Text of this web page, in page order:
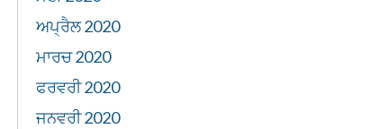
ਅਪ੍ਰੈਲ 2020
ਮਾਰਚ 2020
ਫਰਵਰੀ 2020
ਜਨਵਰੀ 2020